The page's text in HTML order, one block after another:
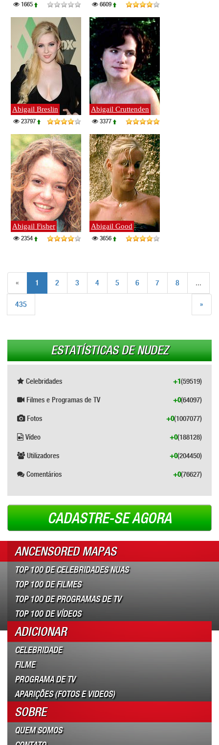
1665 6609
Abigail Breslin
23797
Abigail Cruttenden
3377
Abigail Fisher
2354
Abigail Good
3656
« 1 2 3 4 5 6 7 8 ...
435 »
ESTATÍSTICAS DE NUDEZ
Celebridades (59519)
+1
Filmes e Programas de TV (64097)
+0
Fotos (1007077)
+0
Vídeo (188128)
+0
Utilizadores (204450)
+0
Comentários (76627)
+0
CADASTRE-SE AGORA
ANCENSORED MAPAS
TOP 100 DE CELEBRIDADES NUAS
TOP 100 DE FILMES
TOP 100 DE PROGRAMAS DE TV
TOP 100 DE VÍDEOS
ADICIONAR
CELEBRIDADE
FILME
PROGRAMA DE TV
APARIÇÕES (FOTOS E VIDEOS)
SOBRE
QUEM SOMOS